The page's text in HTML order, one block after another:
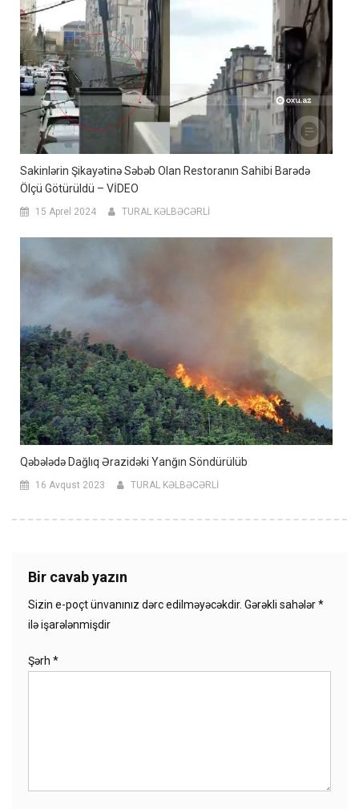
Sakinlərin Şikayətinə Səbəb Olan Restoranın Sahibi Barədə
Ölçü Götürüldü – VİDEO
15 Aprel 2024 TURAL KƏLBƏCƏRLİ
Qəbələdə Dağlıq Ərazidəki Yanğın Söndürülüb
16 Avqust 2023 TURAL KƏLBƏCƏRLİ
Bir cavab yazın
Sizin e-poçt ünvanınız dərc edilməyəcəkdir. Gərəkli sahələr*
ilə işarələnmişdir
Şərh *